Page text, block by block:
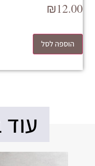
₪12.00
הוספה לסל